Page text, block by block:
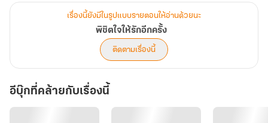
เรื่องนี้ยังมีในรูปแบบรายตอนให้อ่านด้วยนะ
พิชิตใจให้รักอีกครั้ง
ติดตามเรื่องนี้
อีบุ๊กที่คล้ายกับเรื่องนี้